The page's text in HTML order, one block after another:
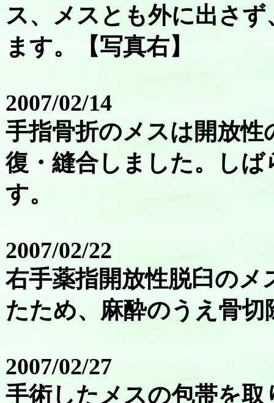
ス、メスとも外に出さ
ます。【写真右】
2007/02/14
手指骨折のメスは開放
復・縫合しました。し
す。
2007/02/22
右手薬指開放性脱臼の
たため、麻酔のうえ骨
2007/02/27
手術したメスの包帯を